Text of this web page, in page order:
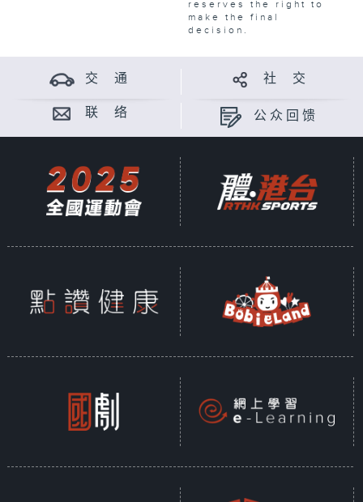
reserves the right to
make the final
decision.
交 通 社 交
联 络 公众回馈